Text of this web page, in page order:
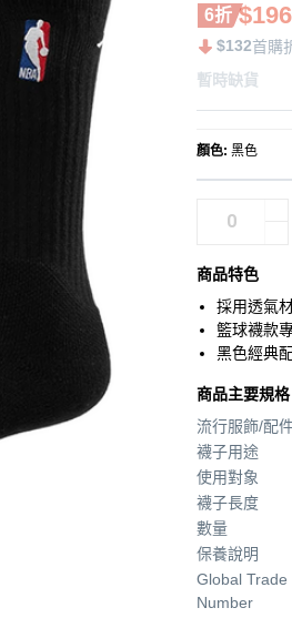
6折 $196
$132首購
暫時缺貨
顏色: 黑色
商品特色
採用透氣
籃球襪款
黑色經典
商品主要規格
流行服飾/配
襪子用途
使用對象
襪子長度
數量
保養說明
Global Trade
Number